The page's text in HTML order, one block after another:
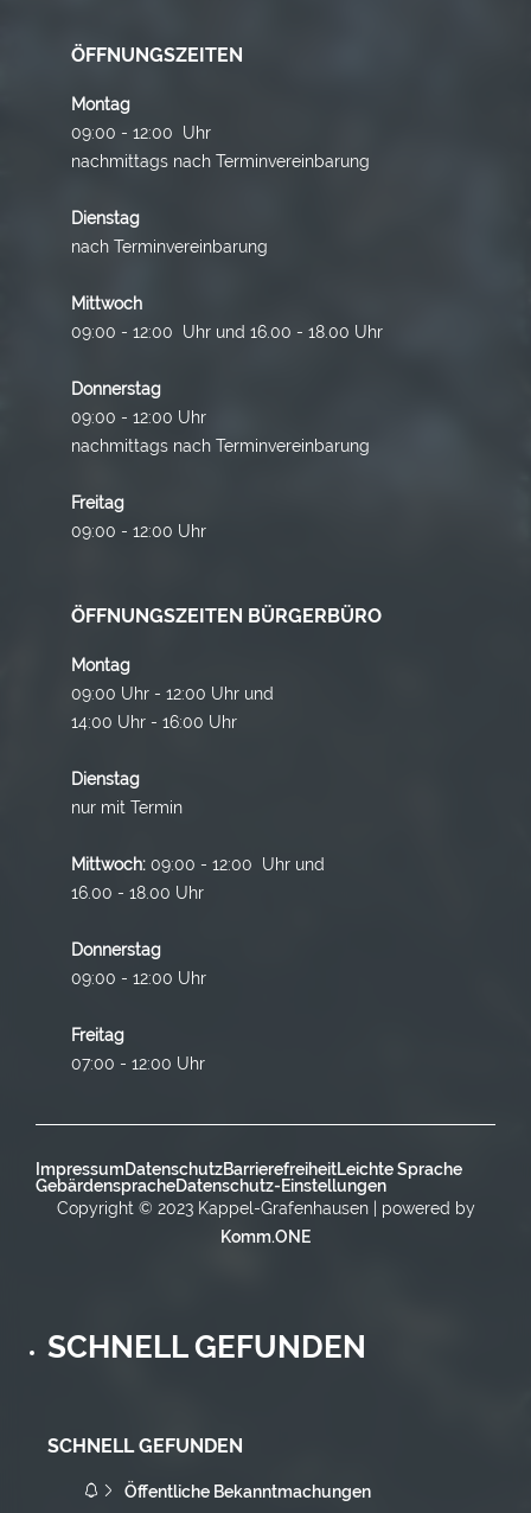
ÖFFNUNGSZEITEN
Montag
09:00 - 12:00 Uhr
nachmittags nach Terminvereinbarung
Dienstag
nach Terminvereinbarung
Mittwoch
09:00 - 12:00 Uhr und 16.00 - 18.00 Uhr
Donnerstag
09:00 - 12:00 Uhr
nachmittags nach Terminvereinbarung
Freitag
09:00 - 12:00 Uhr
ÖFFNUNGSZEITEN BÜRGERBÜRO
Montag
09:00 Uhr - 12:00 Uhr und
14:00 Uhr - 16:00 Uhr
Dienstag
nur mit Termin
Mittwoch: 09:00 - 12:00 Uhr und
16.00 - 18.00 Uhr
Donnerstag
09:00 - 12:00 Uhr
Freitag
07:00 - 12:00 Uhr
ImpressumDatenschutzBarrierefreiheitLeichte Sprache
GebärdenspracheDatenschutz-Einstellungen
Copyright © 2023 Kappel-Grafenhausen | powered by
Komm.ONE
SCHNELL GEFUNDEN
SCHNELL GEFUNDEN
Öffentliche Bekanntmachungen